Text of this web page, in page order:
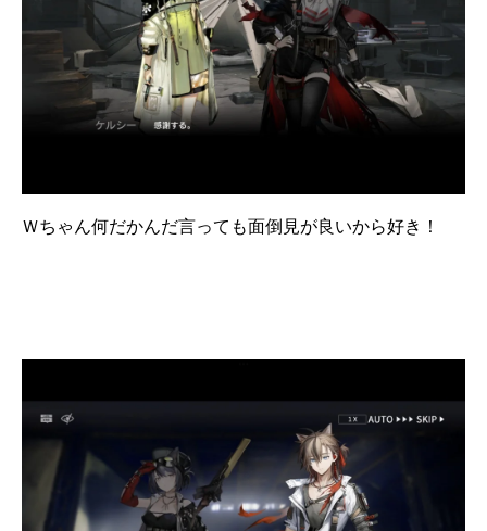
Ｗちゃん何だかんだ言っても面倒見が良いから好き！